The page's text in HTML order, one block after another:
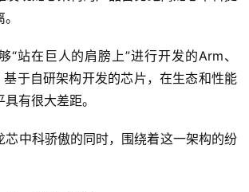
“站在巨人的肩膀上”进行开发的Arm、
于自研架构开发的芯片，在生态和性能
有很大差距。
中科骄傲的同时，围绕着这一架构的纷